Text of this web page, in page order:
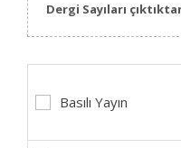
Dergi Sayıları
Basılı Yayın